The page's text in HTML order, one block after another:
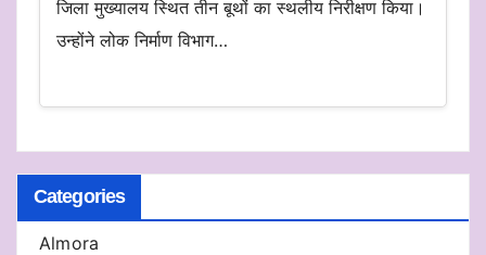
जिला मुख्यालय स्थित तीन बूथों का स्थलीय निरीक्षण किया।
उन्होंने लोक निर्माण विभाग…
Categories
Almora